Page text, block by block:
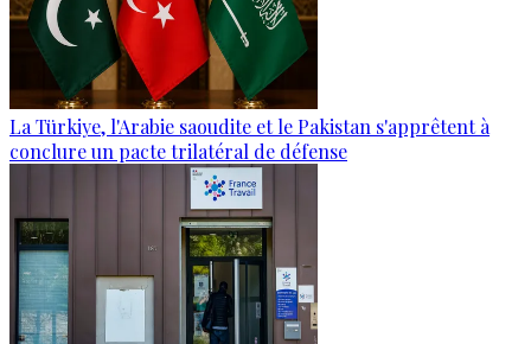
La Türkiye, l'Arabie saoudite et le Pakistan s'apprêtent à
conclure un pacte trilatéral de défense